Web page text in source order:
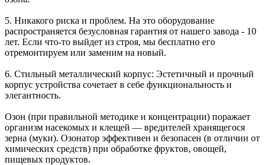
5. Никакого риска и проблем. На это оборудование
распространяется безусловная гарантия от нашего завода - 10
лет. Если что-то выйдет из строя, мы бесплатно его
отремонтируем или заменим на новый.
6. Стильный металлический корпус: Эстетичный и прочный
корпус устройства сочетает в себе функциональность и
элегантность.
Озон (при правильной методике и концентрации) поражает
организм насекомых и клещей — вредителей хранящегося
зерна (муки). Озонатор эффективен и безопасен (в отличии от
химических средств) при обработке фруктов, овощей,
пищевых продуктов.